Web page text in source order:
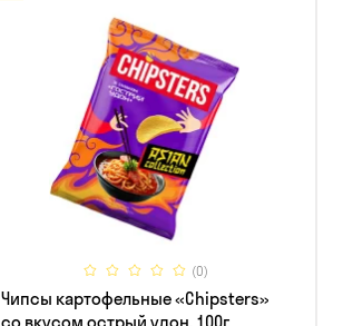
(0)
Чипсы картофельные «Chipsters»